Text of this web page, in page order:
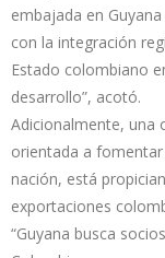
embajada en
con la integración
Estado colombiano
desarrollo”, acotó.
Adicionalmente, una
orientada a
nación, está
exportaciones
“Guyana busca